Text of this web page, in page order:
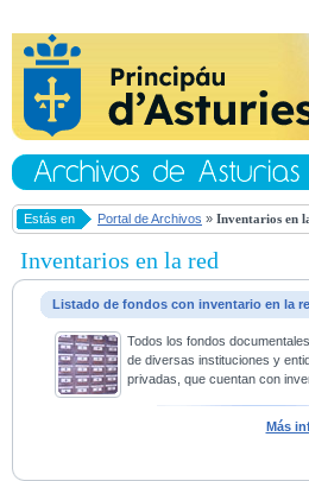
Estás en Portal de Archivos » Inventarios en
Inventarios en la red
Listado de fondos con inventario en la
Todos los fondos
de diversas instituciones y
privadas, que cuentan con
Más